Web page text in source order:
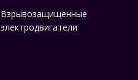
Взрывозащищенные
электродвигатели